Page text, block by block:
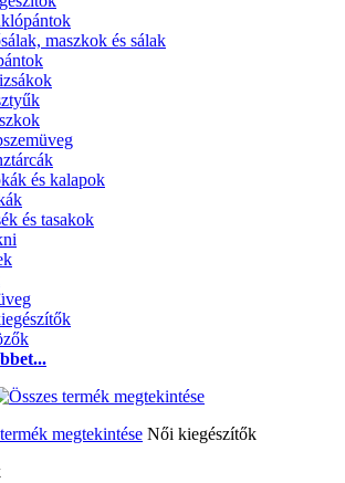
maszkok és sálak
és kalapok
és tasakok
megtekintése Női kiegészítők